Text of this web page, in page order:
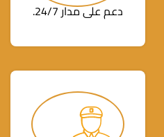
دعم على مدار 24/7.